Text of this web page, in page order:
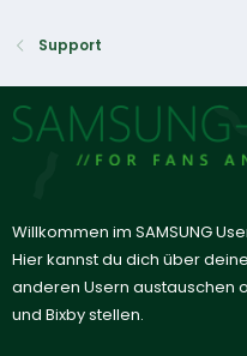
Support
Willkommen im SAMSUNG
Hier kannst du dich über
anderen Usern austauschen
und Bixby stellen.